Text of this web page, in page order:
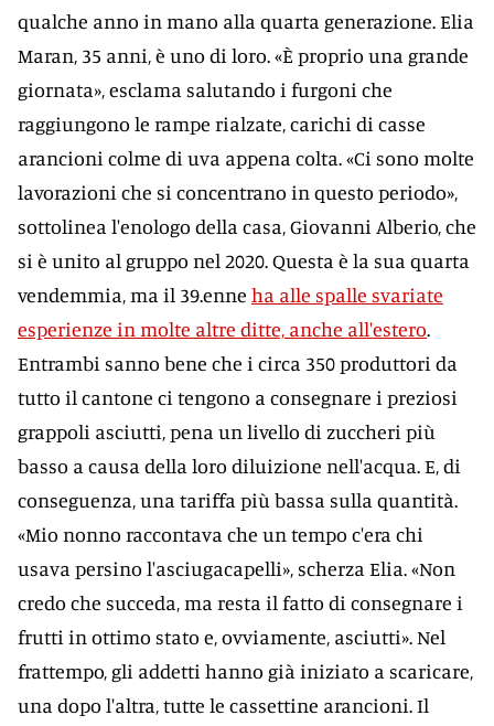
qualche anno in mano alla quarta generazione. Elia
Maran, 35 anni, è uno di loro. «È proprio una grande
giornata», esclama salutando i furgoni che
raggiungono le rampe rialzate, carichi di casse
arancioni colme di uva appena colta. «Ci sono molte
lavorazioni che si concentrano in questo periodo»,
sottolinea l'enologo della casa, Giovanni Alberio, che
si è unito al gruppo nel 2020. Questa è la sua quarta
vendemmia, ma il 39.enne ha alle spalle svariate
esperienze in molte altre ditte, anche all'estero.
Entrambi sanno bene che i circa 350 produttori da
tutto il cantone ci tengono a consegnare i preziosi
grappoli asciutti, pena un livello di zuccheri più
basso a causa della loro diluizione nell'acqua. E, di
conseguenza, una tariffa più bassa sulla quantità.
«Mio nonno raccontava che un tempo c'era chi
usava persino l'asciugacapelli», scherza Elia. «Non
credo che succeda, ma resta il fatto di consegnare i
frutti in ottimo stato e, ovviamente, asciutti». Nel
frattempo, gli addetti hanno già iniziato a scaricare,
una dopo l'altra, tutte le cassettine arancioni. Il